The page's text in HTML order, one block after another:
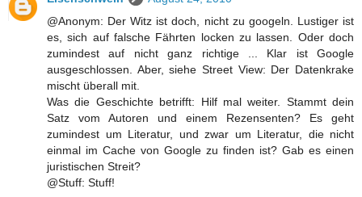
@Anonym: Der Witz ist doch, nicht zu googeln. Lustiger ist
es, sich auf falsche Fährten locken zu lassen. Oder doch
zumindest auf nicht ganz richtige ... Klar ist Google
ausgeschlossen. Aber, siehe Street View: Der Datenkrake
mischt überall mit.
Was die Geschichte betrifft: Hilf mal weiter. Stammt dein
Satz vom Autoren und einem Rezensenten? Es geht
zumindest um Literatur, und zwar um Literatur, die nicht
einmal im Cache von Google zu finden ist? Gab es einen
juristischen Streit?
@Stuff: Stuff!